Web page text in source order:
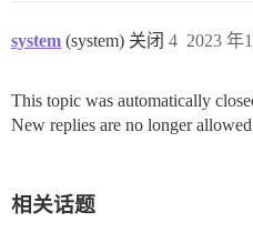
system (system) 关闭 2023 年
4
This topic was automatically
New replies are no longer
相关话题